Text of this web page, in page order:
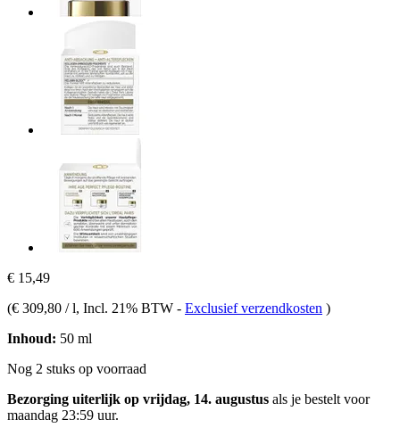
€ 15,49
(€ 309,80 / l, Incl. 21% BTW - Exclusief verzendkosten )
Inhoud: 50 ml
Nog 2 stuks op voorraad
Bezorging uiterlijk op vrijdag, 14. augustus als je bestelt voor
maandag 23:59 uur.